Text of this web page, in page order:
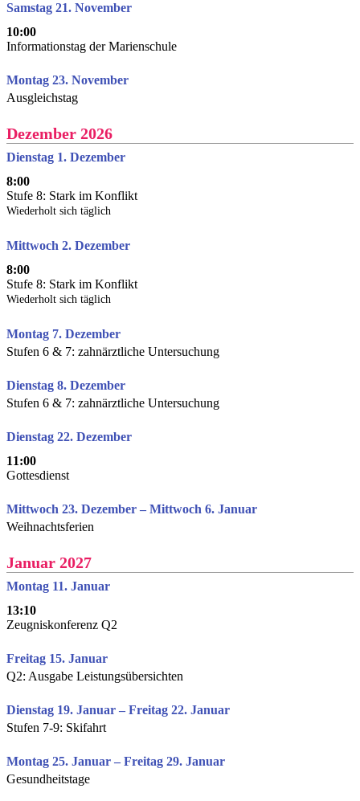
Samstag 21. November
10:00
Informationstag der Marienschule
Montag 23. November
Ausgleichstag
Dezember 2026
Dienstag 1. Dezember
8:00
Stufe 8: Stark im Konflikt
Wiederholt sich täglich
Mittwoch 2. Dezember
8:00
Stufe 8: Stark im Konflikt
Wiederholt sich täglich
Montag 7. Dezember
Stufen 6 & 7: zahnärztliche Untersuchung
Dienstag 8. Dezember
Stufen 6 & 7: zahnärztliche Untersuchung
Dienstag 22. Dezember
11:00
Gottesdienst
Mittwoch 23. Dezember – Mittwoch 6. Januar
Weihnachtsferien
Januar 2027
Montag 11. Januar
13:10
Zeugniskonferenz Q2
Freitag 15. Januar
Q2: Ausgabe Leistungsübersichten
Dienstag 19. Januar – Freitag 22. Januar
Stufen 7-9: Skifahrt
Montag 25. Januar – Freitag 29. Januar
Gesundheitstage